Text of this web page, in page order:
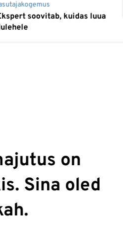
soovitab, kuidas luua
on
Sina oled